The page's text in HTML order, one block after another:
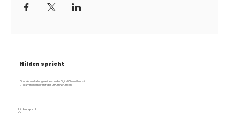
Hilden spricht
Eine Veranstaltungsreihe von der Digital Chamäleons in
Zusammenarbeit mit der VHS Hilden-Haan.
Hilden spricht